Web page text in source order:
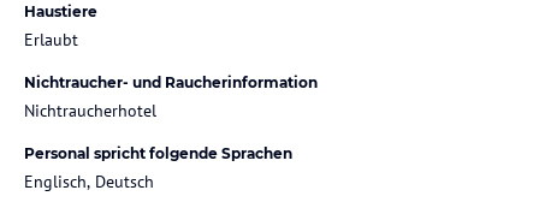
Haustiere
Erlaubt
Nichtraucher- und Raucherinformation
Nichtraucherhotel
Personal spricht folgende Sprachen
Englisch, Deutsch